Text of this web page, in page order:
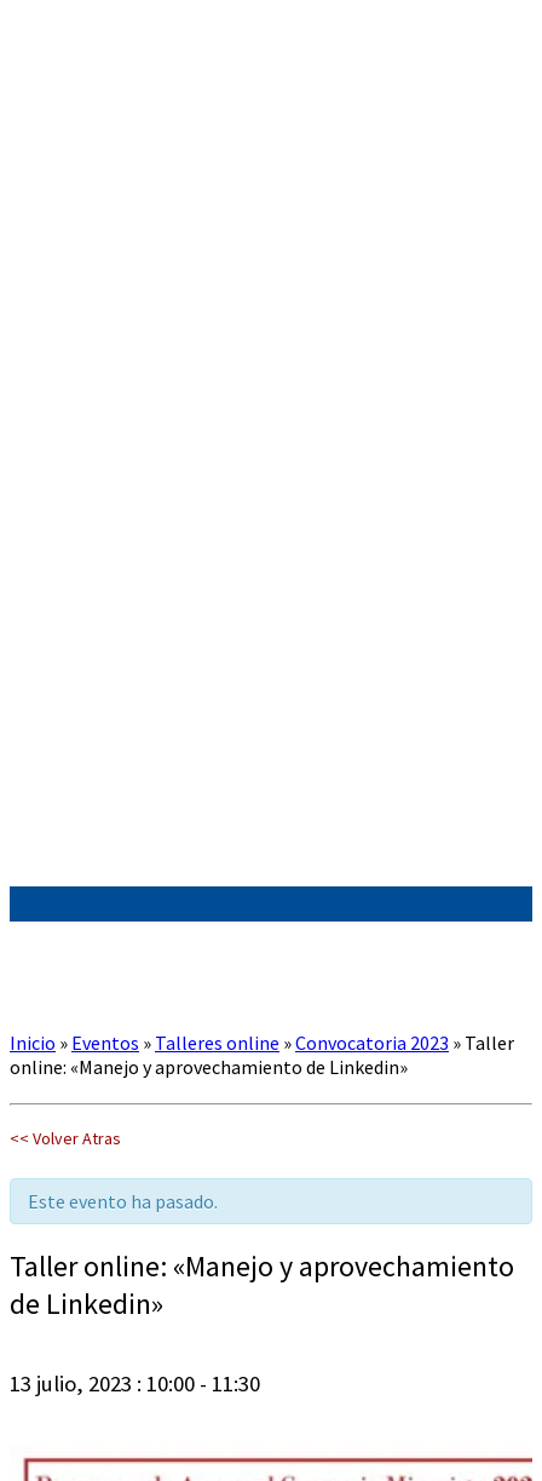
Inicio » Eventos » Talleres online »Convocatoria 2023 » Taller
online: «Manejo y aprovechamiento de Linkedin»
<< Volver Atras
Este evento ha pasado.
Taller online: «Manejo y aprovechamiento
de Linkedin»
13 julio, 2023 : 10:00 - 11:30